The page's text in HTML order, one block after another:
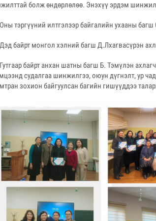
болж өндөрлөлөө. Энэхүү эрдэм
тэргүүний илтгэлээр байгалийн ухааны
байрт монгол хэлний багш Д.Лхагвасүрэн
байрт анхан шатны багш Б. Тэмүлэн
судалгаа шинжилгээ, оюун дүгнэлт, ур
зохион байгуулсан багийн гишүүддээ